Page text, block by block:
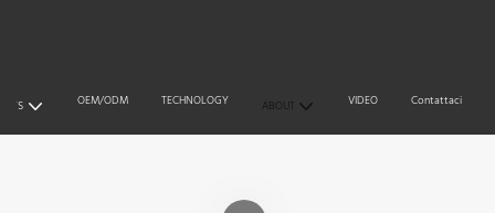
OEM/ODM TECHNOLOGY ABOUT VIDEO Contattaci